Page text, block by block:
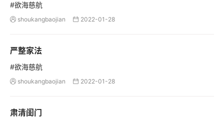
#欲海慈航
 shoukangbaojian  2022-01-28
严整家法
#欲海慈航
 shoukangbaojian  2022-01-28
肃清闺门